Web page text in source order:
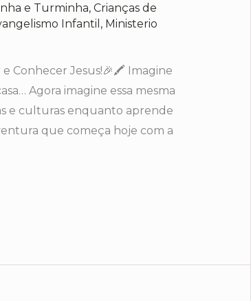
e Turminha, Crianças de
Infantil , Ministerio
e Conhecer Jesus!🎉🖍️ Imagine
Agora imagine essa mesma
e culturas enquanto aprende
que começa hoje com a